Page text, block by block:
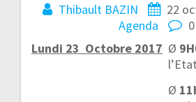
Thibault BAZIN
22
Agenda
0
Lundi 23 Octobre 2017 Ø
Ø